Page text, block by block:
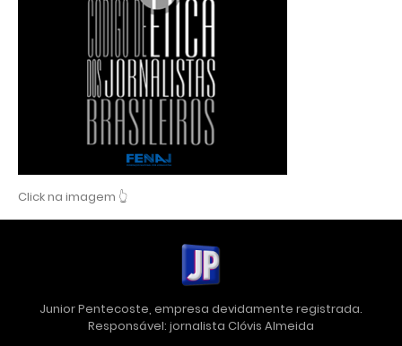
Click na imagem 👆
Junior Pentecoste, empresa devidamente registrada.
Responsável: jornalista Clóvis Almeida